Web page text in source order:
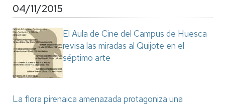
04/11/2015
El Aula de Cine del Campus de Huesca
revisa las miradas al Quijote en el
séptimo arte
La flora pirenaica amenazada protagoniza una